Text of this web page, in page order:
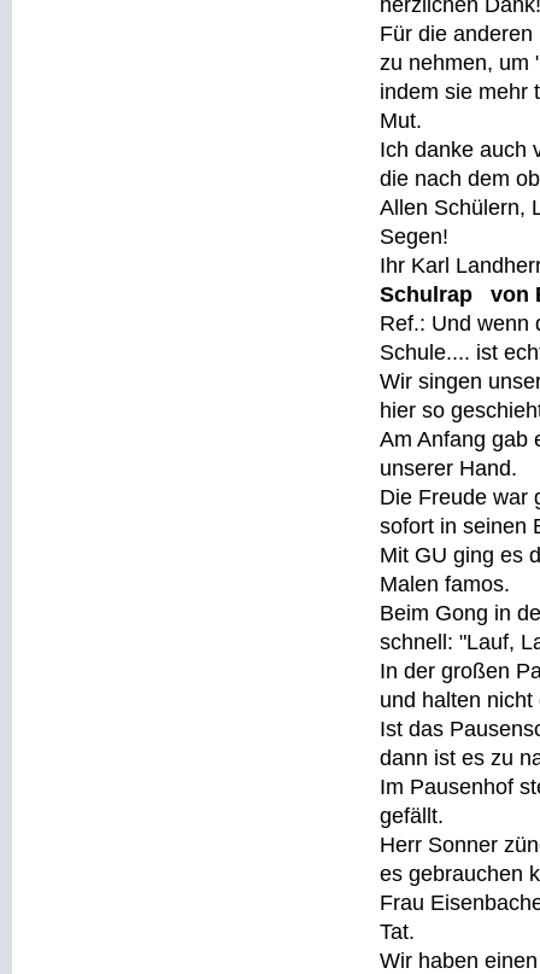
herzlichen Dank!
Für die
zu nehmen, um
indem sie mehr
Mut.
Ich danke auch
die nach dem
Allen Schülern,
Segen!
Ihr Karl
Schulrap von
Ref.: Und wenn
Schule.... ist
Wir singen
hier so
Am Anfang gab
unserer Hand.
Die Freude war
sofort in seinen
Mit GU ging es
Malen famos.
Beim Gong in
schnell: "Lauf,
In der großen
und halten nicht
Ist das
dann ist es zu
Im Pausenhof
gefällt.
Herr Sonner
es gebrauchen
Frau
Tat.
Wir haben